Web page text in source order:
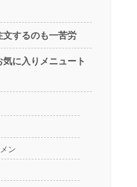
文するのも一苦労
気に入りメニュート
ン